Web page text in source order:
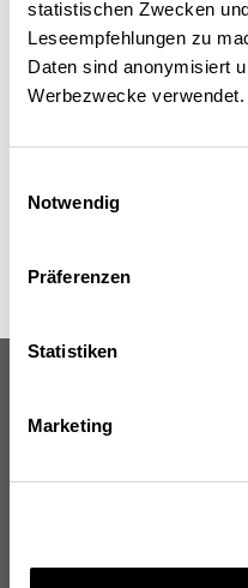
statistischen Zwecken
Leseempfehlungen zu
Daten sind anonymisiert
Werbezwecke verwendet.
Notwendig
Präferenzen
Statistiken
Marketing
<< <
Confédération suisse